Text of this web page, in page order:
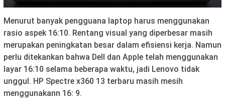
Menurut banyak pengguana laptop harus menggunakan
rasio aspek 16:10. Rentang visual yang diperbesar masih
merupakan peningkatan besar dalam efisiensi kerja. Namun
perlu ditekankan bahwa Dell dan Apple telah menggunakan
layar 16:10 selama beberapa waktu, jadi Lenovo tidak
unggul. HP Spectre x360 13 terbaru masih mesih
menggunakann 16: 9.